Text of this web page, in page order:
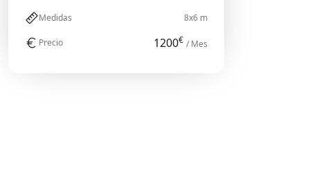
Medidas 8x6 m
Precio 1200€ / Mes